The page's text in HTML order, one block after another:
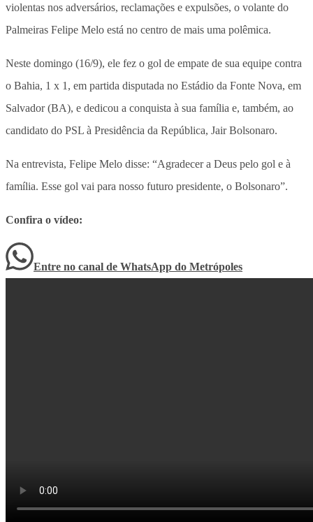
violentas nos adversários, reclamações e expulsões, o volante do
Palmeiras Felipe Melo está no centro de mais uma polêmica.
Neste domingo (16/9), ele fez o gol de empate de sua equipe contra
o Bahia, 1 x 1, em partida disputada no Estádio da Fonte Nova, em
Salvador (BA), e dedicou a conquista à sua família e, também, ao
candidato do PSL à Presidência da República, Jair Bolsonaro.
Na entrevista, Felipe Melo disse: “Agradecer a Deus pelo gol e à
família. Esse gol vai para nosso futuro presidente, o Bolsonaro”.
Confira o vídeo:
Entre no canal de WhatsApp do Metrópoles